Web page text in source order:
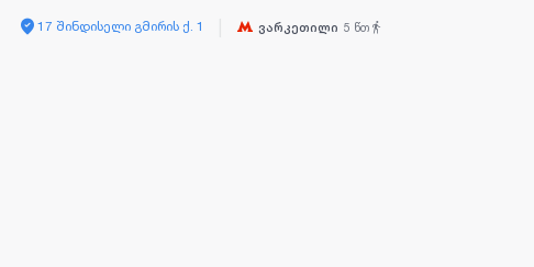
17 შინდისელი გმირის ქ. 1 ვარკეთილი 5 წთ